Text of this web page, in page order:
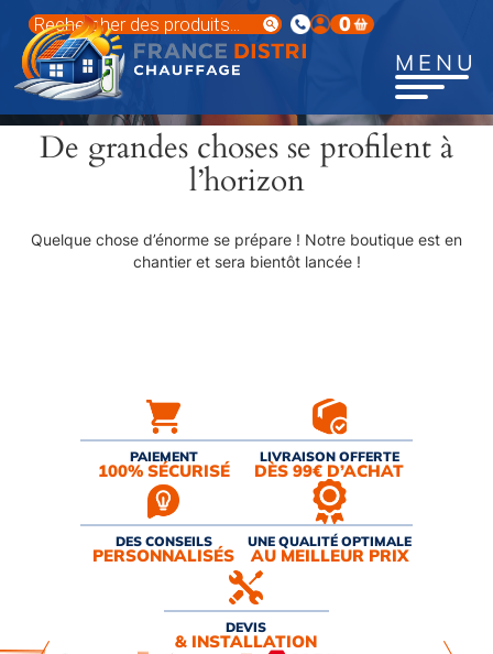
contenu
principal
Recherche
de
produits
0
MENU
De grandes choses se profilent à
l’horizon
Quelque chose d’énorme se prépare ! Notre boutique est en
chantier et sera bientôt lancée !
PAIEMENT
100% SÉCURISÉ
LIVRAISON OFFERTE
DÈS 99€ D’ACHAT
DES CONSEILS
PERSONNALISÉS
UNE QUALITÉ OPTIMALE
AU MEILLEUR PRIX
DEVIS
& INSTALLATION